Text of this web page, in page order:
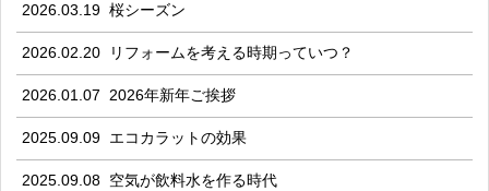
2026.03.19 桜シーズン
2026.02.20 リフォームを考える時期っていつ？
2026.01.07 2026年新年ご挨拶
2025.09.09 エコカラットの効果
2025.09.08 空気が飲料水を作る時代